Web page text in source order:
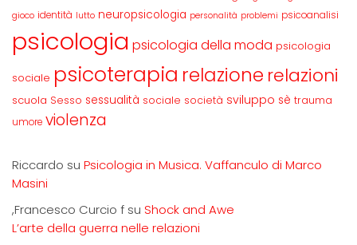
gioco identità lutto neuropsicologia personalità problemi psicoanalisi
psicologia psicologia della moda psicologia
sociale psicoterapia relazione relazioni
scuola Sesso sessualità sociale società sviluppo sè trauma
umore violenza
Riccardo su Psicologia in Musica. Vaffanculo di Marco
Masini
,Francesco Curcio f su Shock and Awe
L’arte della guerra nelle relazioni